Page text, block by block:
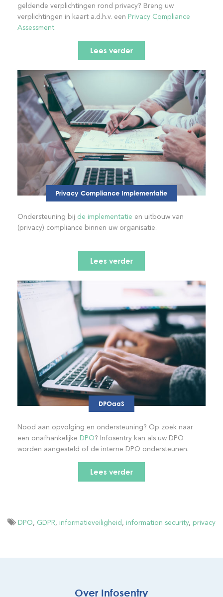
geldende verplichtingen rond privacy? Breng uw
verplichtingen in kaart a.d.h.v. een Privacy Compliance
Assessment.
Lees verder
Privacy Compliance Implementatie
Ondersteuning bij de implementatie en uitbouw van
(privacy) compliance binnen uw organisatie.
Lees verder
DPOaaS
Nood aan opvolging en ondersteuning? Op zoek naar
een onafhankelijke DPO? Infosentry kan als uw DPO
worden aangesteld of de interne DPO ondersteunen.
Lees verder
DPO, GDPR, informatieveiligheid , information security, privacy
Over Infosentry